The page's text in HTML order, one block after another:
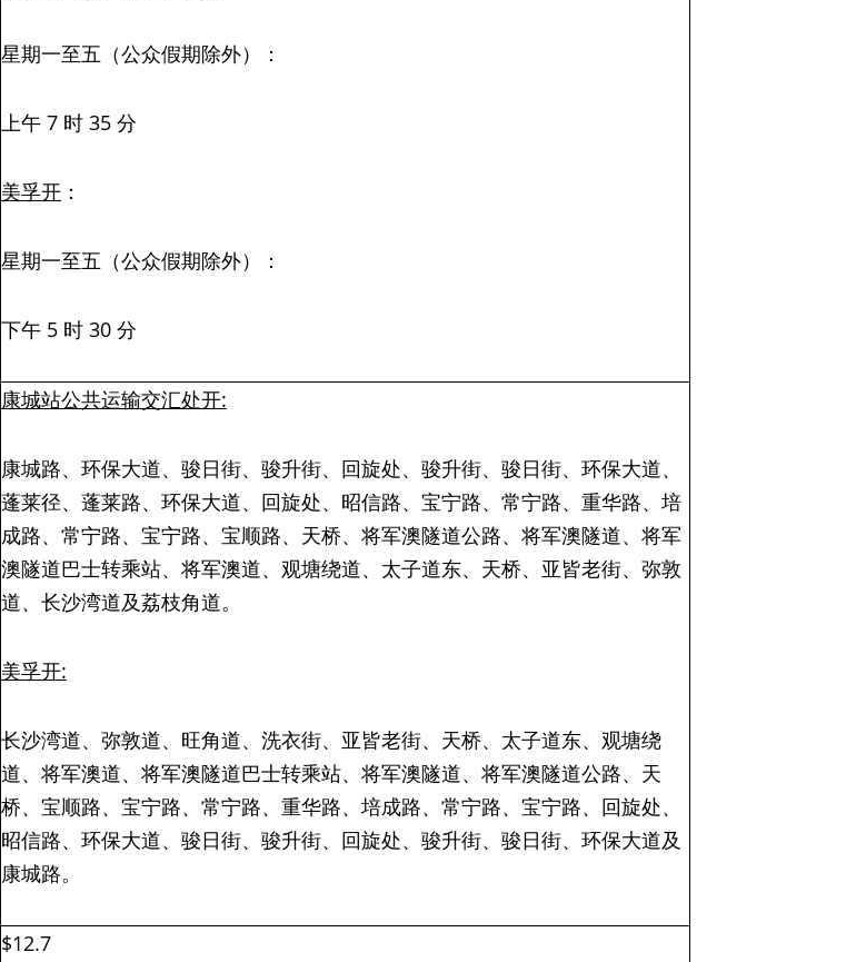
星期一至五（公众假期除外）：
上午 7 时 35 分
美孚开 ：
星期一至五（公众假期除外）：
下午 5 时 30 分
康城站公共运输交汇处开:
康城路、环保大道、骏日街、骏升街、回旋处、骏升街、骏日街、环保大道、
蓬莱径、蓬莱路、环保大道、回旋处、昭信路、宝宁路、常宁路、重华路、培
成路、常宁路、宝宁路、宝顺路、天桥、将军澳隧道公路、将军澳隧道、将军
澳隧道巴士转乘站、将军澳道、观塘绕道、太子道东、天桥、亚皆老街、弥敦
道、长沙湾道及荔枝角道。
美孚开:
长沙湾道、弥敦道、旺角道、洗衣街、亚皆老街、天桥、太子道东、观塘绕
道、将军澳道、将军澳隧道巴士转乘站、将军澳隧道、将军澳隧道公路、天
桥、宝顺路、宝宁路、常宁路、重华路、培成路、常宁路、宝宁路、回旋处、
昭信路、环保大道、骏日街、骏升街、回旋处、骏升街、骏日街、环保大道及
康城路。
$12.7